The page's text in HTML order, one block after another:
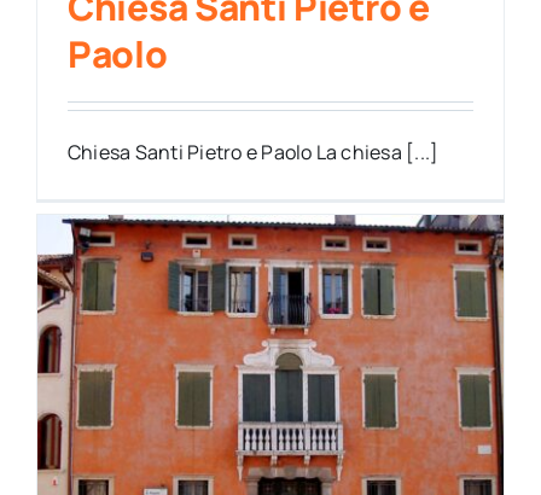
Paolo
Chiesa Santi Pietro e Paolo La chiesa [...]